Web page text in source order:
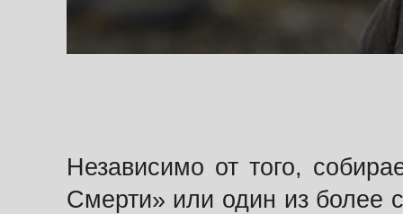
Независимо от того,
Смерти» или один из более